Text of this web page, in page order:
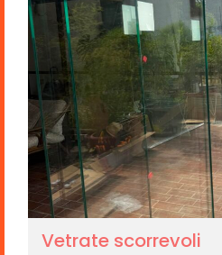
Vetrate scorrevoli